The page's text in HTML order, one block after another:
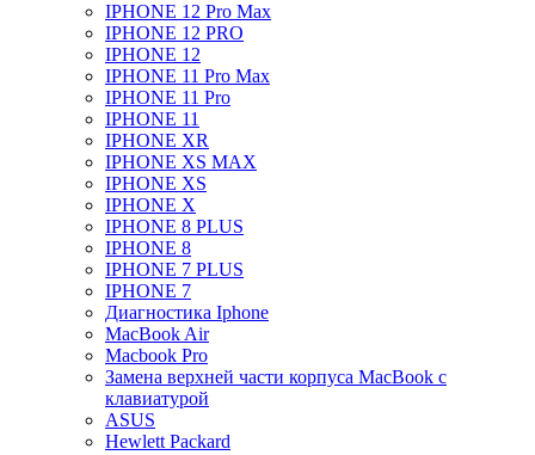
IPHONE 12 Pro Max
IPHONE 12 PRO
IPHONE 12
IPHONE 11 Pro Max
IPHONE 11 Pro
IPHONE 11
IPHONE XR
IPHONE XS MAX
IPHONE XS
IPHONE X
IPHONE 8 PLUS
IPHONE 8
IPHONE 7 PLUS
IPHONE 7
Диагностика Iphone
MacBook Air
Macbook Pro
Замена верхней части корпуса MacBook с
клавиатурой
ASUS
Hewlett Packard